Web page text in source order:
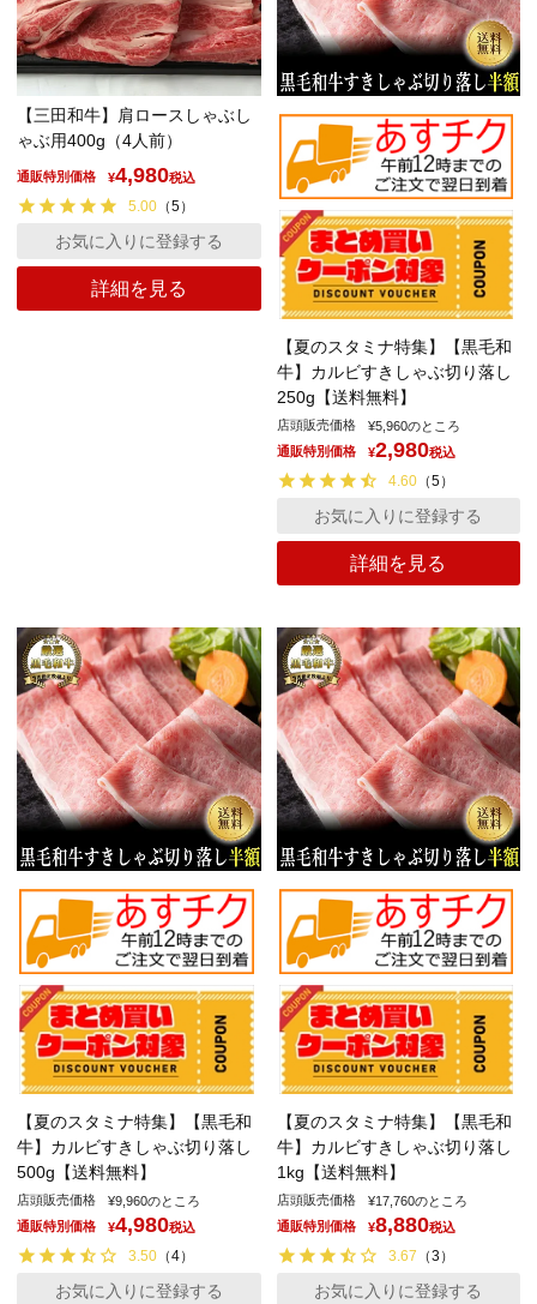
【三田和牛】肩ロースしゃぶし
ゃぶ用400g（4人前）
通販特別価格 ¥4,980税込
5.00 （5）
詳細を見る
お気に入りに登録する
【夏のスタミナ特集】【黒毛和
牛】カルビすきしゃぶ切り落し
250g【送料無料】
店頭販売価格 ¥5,960のところ
通販特別価格
¥2,980税込
4.60（5）
詳細を見る
お気に入りに登録する
【夏のスタミナ特集】【黒毛和
牛】カルビすきしゃぶ切り落し
500g【送料無料】
店頭販売価格 ¥9,960のところ
通販特別価格
¥4,980税込
3.50 （4）
お気に入りに登録する
【夏のスタミナ特集】【黒毛和
牛】カルビすきしゃぶ切り落し
1kg【送料無料】
店頭販売価格 ¥17,760のところ
通販特別価格
¥8,880税込
3.67 （3 ）
お気に入りに登録する